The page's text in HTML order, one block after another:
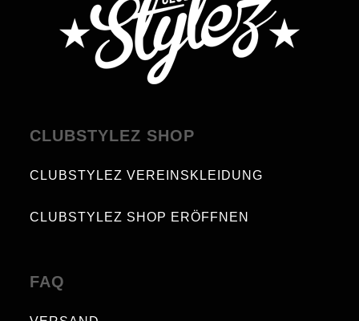
CLUBSTYLEZ SHOP
CLUBSTYLEZ VEREINSKLEIDUNG
CLUBSTYLEZ SHOP ERÖFFNEN
FAQ